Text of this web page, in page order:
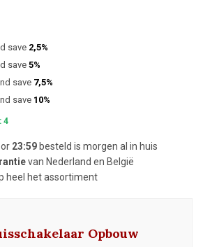
save 2,5%
save5%
save 7,5%
save 10%
4
23:59 besteld is morgen al in huis
van Nederland en België
heel het assortiment
Opbouw